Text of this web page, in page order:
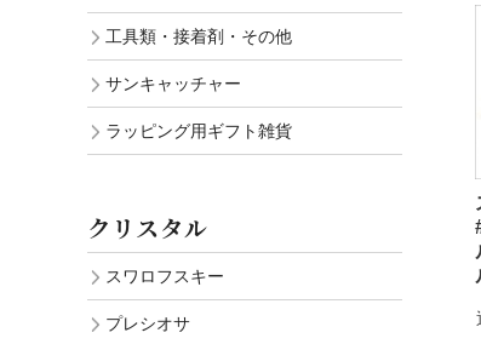
工具類・接着剤・その他
サンキャッチャー
ラッピング用ギフト雑貨
クリスタル
スワロフスキー
プレシオサ